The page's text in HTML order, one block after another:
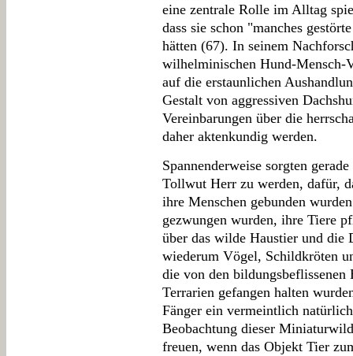
eine zentrale Rolle im Alltag
dass sie schon "manches
hätten (67). In seinem
wilhelminischen Hund-Mensch-
auf die erstaunlichen
Gestalt von aggressiven
Vereinbarungen über die
daher aktenkundig werden.
Spannenderweise sorgten
Tollwut Herr zu werden, dafür,
ihre Menschen gebunden
gezwungen wurden, ihre Tiere
über das wilde Haustier und
wiederum Vögel, Schildkröten
die von den
Terrarien gefangen halten
Fänger ein vermeintlich
Beobachtung dieser
freuen, wenn das Objekt Tier